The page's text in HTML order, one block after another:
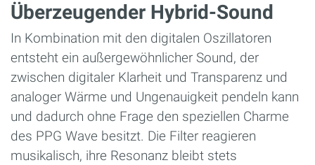
Überzeugender Hybrid-Sound
In Kombination mit den digitalen Oszillatoren
entsteht ein außergewöhnlicher Sound, der
zwischen digitaler Klarheit und Transparenz und
analoger Wärme und Ungenauigkeit pendeln kann
und dadurch ohne Frage den speziellen Charme
des PPG Wave besitzt. Die Filter reagieren
musikalisch, ihre Resonanz bleibt stets